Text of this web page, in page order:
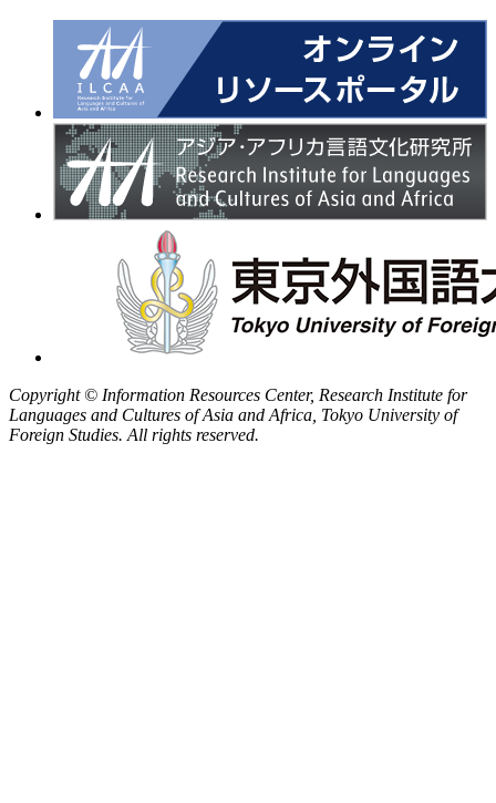
Copyright © Information Resources Center, Research Institute for
Languages and Cultures of Asia and Africa, Tokyo University of
Foreign Studies. All rights reserved.